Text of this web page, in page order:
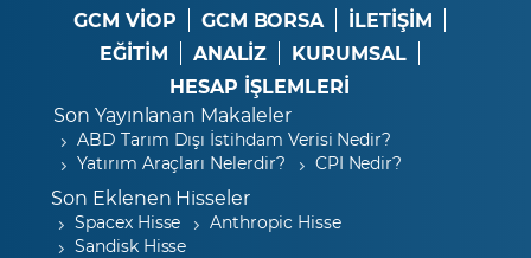
GCM VİOP
GCM BORSA
İLETİŞİM
EĞİTİM
ANALİZ
KURUMSAL
HESAP İŞLEMLERİ
Son Yayınlanan Makaleler
ABD Tarım Dışı İstihdam Verisi Nedir?
Yatırım Araçları Nelerdir?
CPI Nedir?
Son Eklenen Hisseler
Spacex Hisse
Anthropic Hisse
Sandisk Hisse